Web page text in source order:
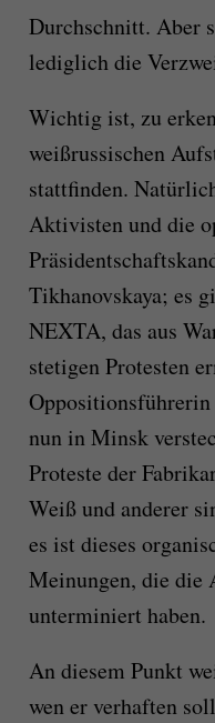
Durchschnitt. Aber
lediglich die
Wichtig ist, zu
weißrussischen
stattfinden.
Aktivisten und die
Tikhanovskaya; es
NEXTA, das aus
stetigen Protesten
nun in Minsk
Proteste der
Weiß und anderer
es ist dieses
Meinungen, die die
unterminiert haben.
An diesem Punkt
wen er verhaften